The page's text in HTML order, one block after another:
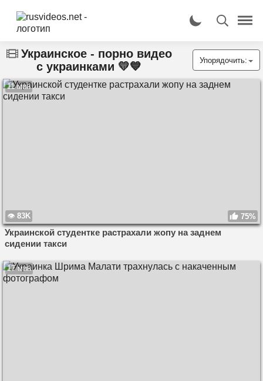
Украинское - порно видео
с украинками 💛💙
Упорядочить:
11 мин
83K 75%
Украинской студентке растрахали жопу на заднем
сидении такси
17 мин